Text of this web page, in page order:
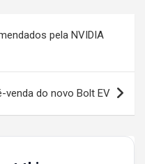
pela NVIDIA
venda do novo Bolt EV